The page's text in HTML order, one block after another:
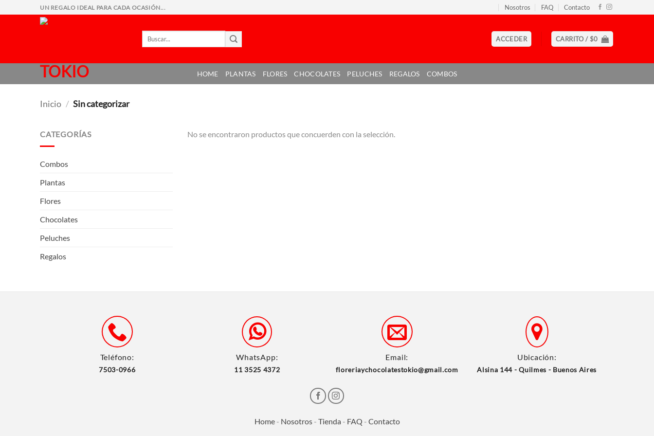
al
UN REGALO IDEAL PARA CADA OCASIÓN... Nosotros FAQ Contacto
Buscar
ACCEDER CARRITO / $0
HOME PLANTAS FLORES CHOCOLATES PELUCHES REGALOS COMBOS
Inicio / Sin categorizar
CATEGORÍAS
Combos
Plantas
Flores
Chocolates
Peluches
Regalos
No se encontraron productos que concuerden con la selección.
Teléfono:
7503-0966
WhatsApp:
11 3525 4372
Email:
floreriaychocolatestokio@gmail.com
Ubicación:
Alsina 144 - Quilmes - Buenos Aires
Home- Nosotros- Tienda - FAQ - Contacto